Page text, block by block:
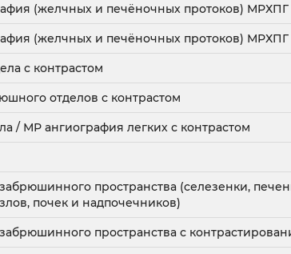
(желчных и печёночных протоков) МРХПГ
(желчных и печёночных протоков) МРХПГ
c контрастом
отделов с контрастом
/ МР ангиография легких с контрастом
пространства (селезенки,
почек и надпочечников)
пространства с